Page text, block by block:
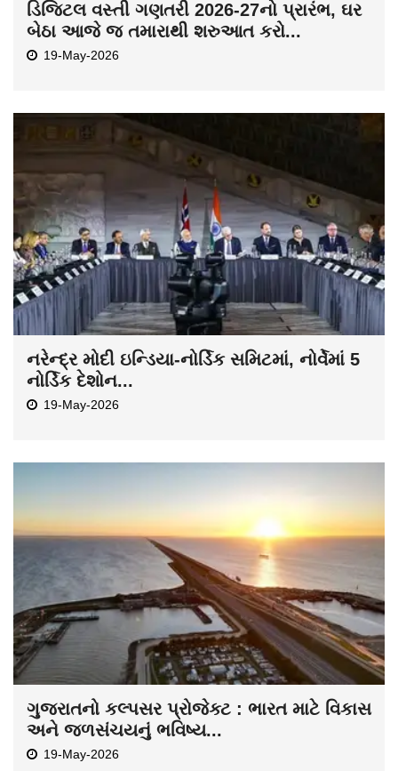
ડિજિટલ વસ્તી ગણતરી 2026-27નો પ્રારંભ, ઘર
બેઠા આજે જ તમારાથી શરુઆત કરો...
19-May-2026
નરેન્દ્ર મોદી ઇન્ડિયા-નોર્ડિક સમિટમાં, નોર્વેમાં 5
નોર્ડિક દેશોન...
19-May-2026
ગુજરાતનો કલ્પસર પ્રોજેક્ટ : ભારત માટે વિકાસ
અને જળસંચયનું ભવિષ્ય...
19-May-2026